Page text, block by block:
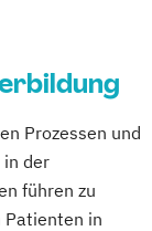
Prozessen und
in der
führen zu
Patienten in